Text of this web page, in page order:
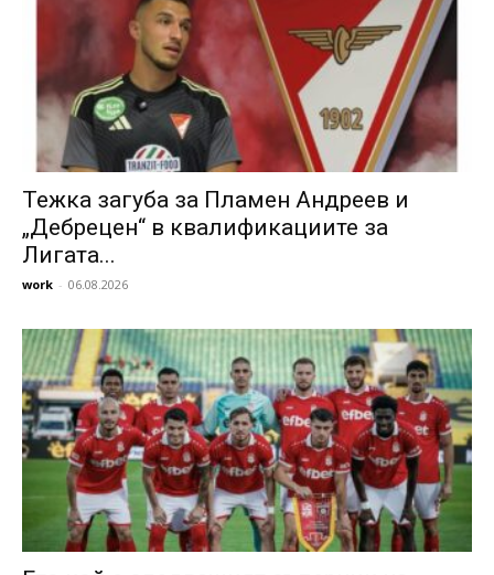
Тежка загуба за Пламен Андреев и
„Дебрецен“ в квалификациите за
Лигата...
work - 06.08.2026